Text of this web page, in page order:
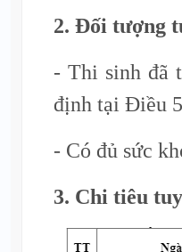
2. Đối tượng
- Thi sinh đã
định tại Điều
- Có đủ sức
3. Chi tiêu